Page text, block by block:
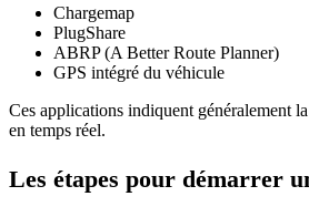
Chargemap
PlugShare
ABRP (A Better Route Planner)
GPS intégré du véhicule
Ces applications indiquent généralement
en temps réel.
Les étapes pour démarrer